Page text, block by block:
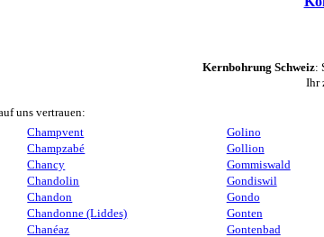
Kernbohrung Schweiz:
Ihr
uns vertrauen:
Champvent
Champzabé
Chancy
Chandolin
Chandon
Chandonne (Liddes)
Chanéaz
Golino
Gollion
Gommiswald
Gondiswil
Gondo
Gonten
Gontenbad